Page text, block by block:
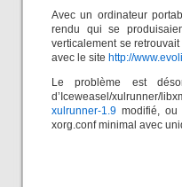
Avec un ordinateur
rendu qui se
verticalement se
avec le site http://
Le problème est
d’Iceweasel/xulrunner/
xulrunner-1.9 modifié, ou
xorg.conf minimal avec